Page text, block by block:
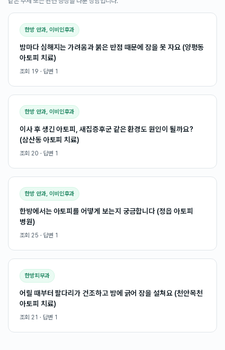
한방 안과, 이비인후과
밤마다 심해지는 가려움과 붉은 반점 때문에 잠을 못 자요 (양평동
아토피 치료)
조회 19 · 답변 1
한방 안과, 이비인후과
이사 후 생긴 아토피, 새집증후군 같은 환경도 원인이 될까요?
(삼산동 아토피 치료)
조회 20 · 답변 1
한방 안과, 이비인후과
한방에서는 아토피를 어떻게 보는지 궁금합니다 (정읍 아토피
병원)
조회 25 · 답변 1
한방피부과
어릴 때부터 팔다리가 건조하고 밤에 긁어 잠을 설쳐요 (천안목천
아토피 치료)
조회 21 · 답변 1